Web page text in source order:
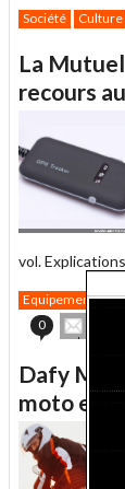
Société Culture
La
recours
vol.
Equipement
0
cet
à
un
ami
Dafy
moto et